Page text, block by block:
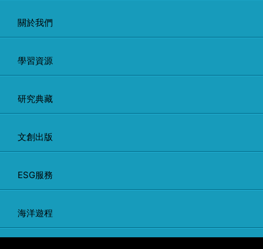
關於我們
學習資源
研究典藏
文創出版
ESG服務
海洋遊程